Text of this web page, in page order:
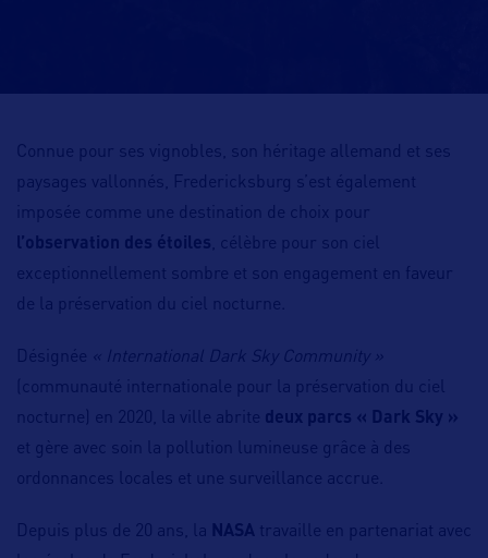
Connue pour ses vignobles, son héritage allemand et ses
paysages vallonnés, Fredericksburg s’est également
imposée comme une destination de choix pour
l’observation des étoiles , célèbre pour son ciel
exceptionnellement sombre et son engagement en faveur
de la préservation du ciel nocturne.
Désignée
« International Dark Sky Community »
(communauté internationale pour la préservation du ciel
nocturne) en 2020, la ville abrite deux parcs « Dark Sky »
et gère avec soin la pollution lumineuse grâce à des
ordonnances locales et une surveillance accrue.
Depuis plus de 20 ans, la NASA travaille en partenariat avec